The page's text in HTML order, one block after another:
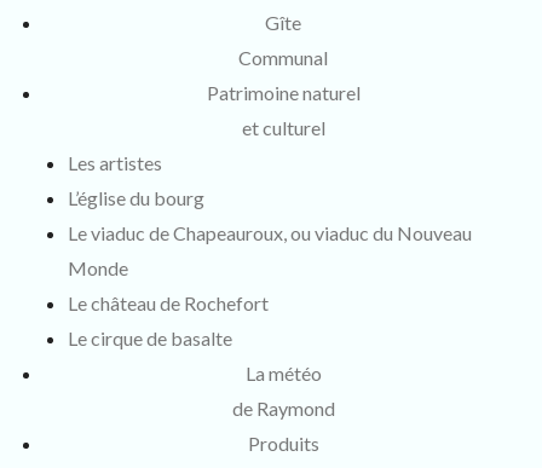
Gîte
Communal
Patrimoine naturel
et culturel
Les artistes
L’église du bourg
Le viaduc de Chapeauroux, ou viaduc du Nouveau
Monde
Le château de Rochefort
Le cirque de basalte
La météo
de Raymond
Produits